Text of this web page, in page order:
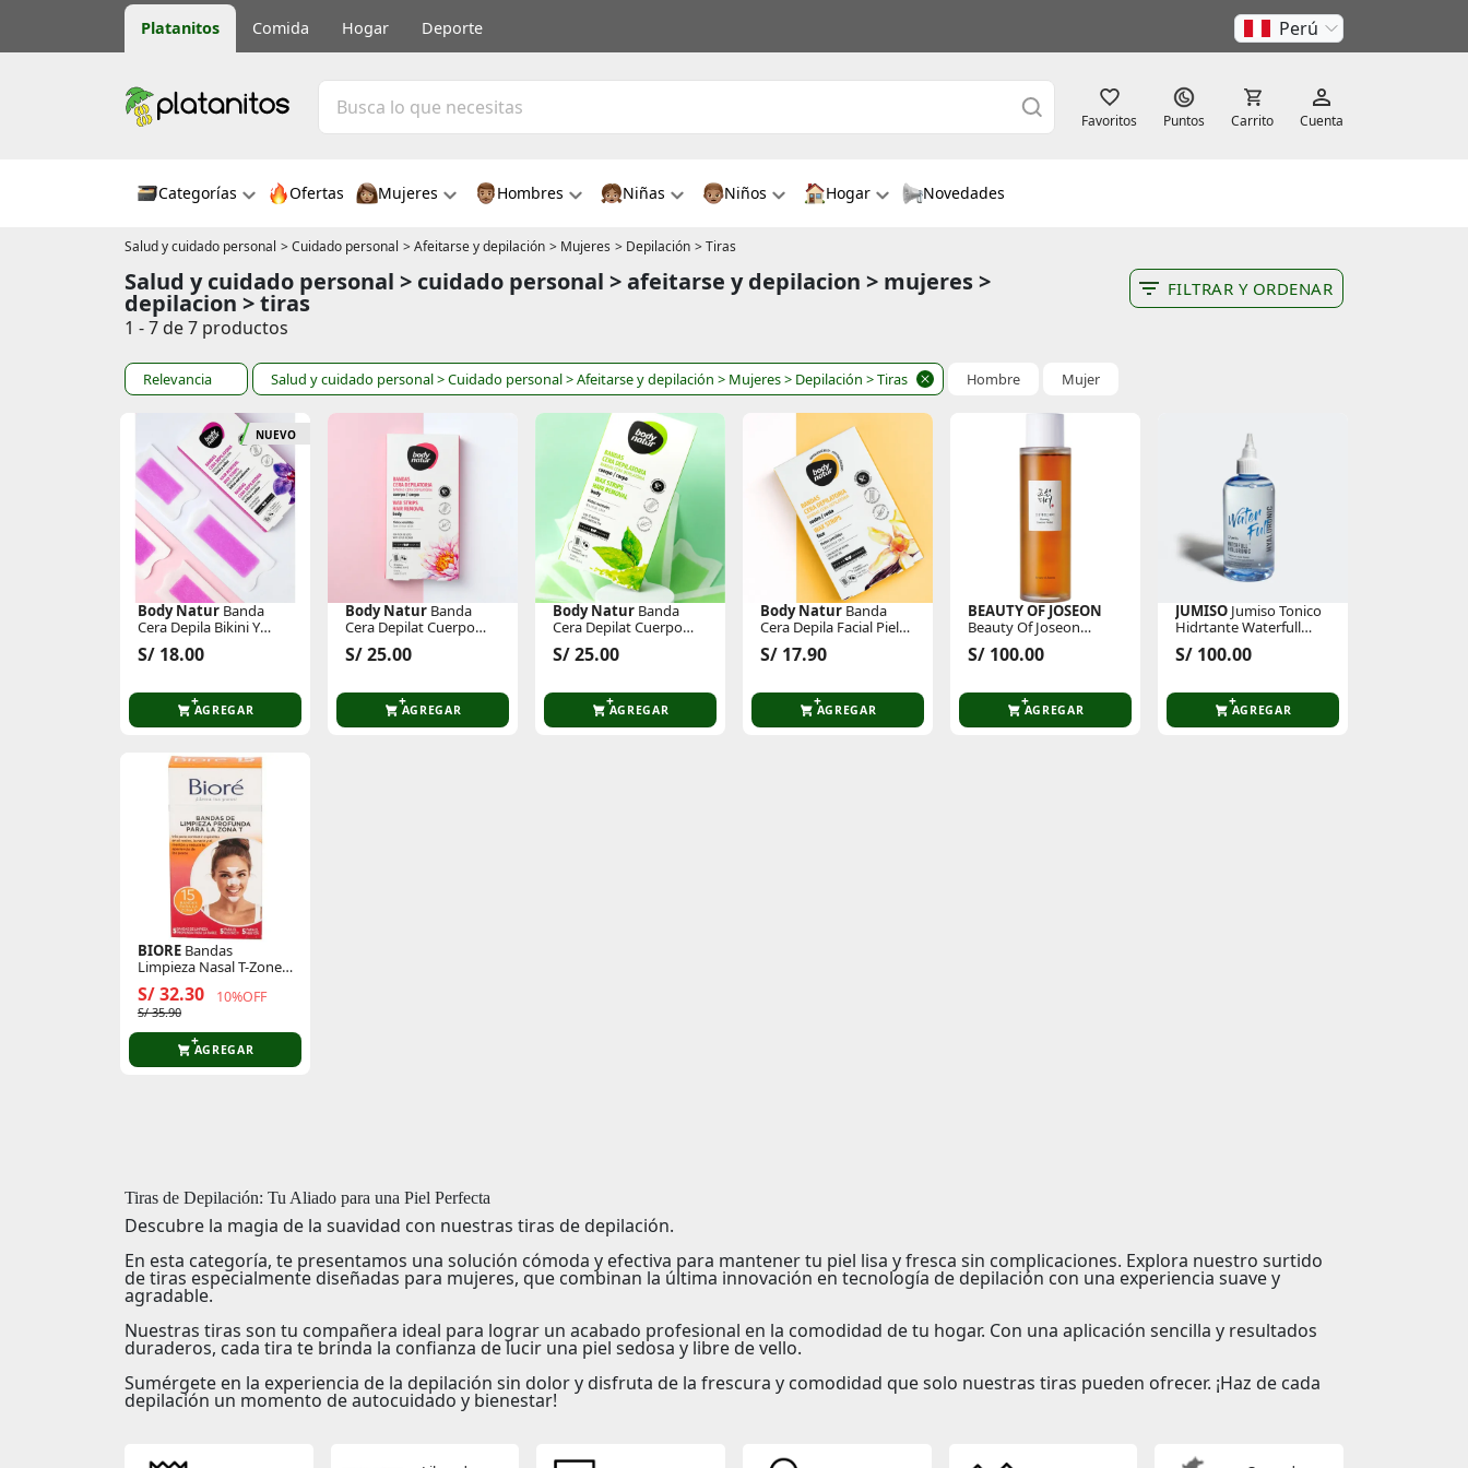
Platanitos Comida Hogar Deporte Perú
Favoritos Puntos Carrito Cuenta
Categorías Ofertas Mujeres Hombres Niñas Niños Hogar Novedades
Salud y cuidado personal > Cuidado personal > Afeitarse y depilación > Mujeres > Depilación > Tiras
Salud y cuidado personal > cuidado personal > afeitarse y depilacion > mujeres >
depilacion > tiras
1 - 7 de 7 productos
FILTRAR Y ORDENAR
Relevancia Salud y cuidado personal> Cuidado personal> Afeitarse y depilación > Mujeres> Depilación > Tiras Hombre Mujer
NUEVO
Body NaturBanda
Cera Depila Bikini Y
Axilas
S/ 18.00
AGREGAR
Body NaturBanda
Cera Depilat Cuerpo
Piel Sensibl
S/ 25.00
AGREGAR
Body NaturBanda
Cera Depilat Cuerpo
Piel Normal
S/ 25.00
AGREGAR
Body NaturBanda
Cera Depila Facial Piel
Sensible
S/ 17.90
AGREGAR
BEAUTY OF JOSEON
Beauty Of Joseon
Tratamiento Facial
Esencia Ginseng
S/ 100.00
AGREGAR
JUMISOJumiso Tonico
Hidrtante Waterfull
Hyaluronic Acid Toner
250ml
S/ 100.00
AGREGAR
BIOREBandas
Limpieza Nasal T-Zone
X15u
S/ 32.30 10%OFF
S/ 35.90
AGREGAR
Tiras de Depilación: Tu Aliado para una Piel Perfecta
Descubre la magia de la suavidad con nuestras tiras de depilación.
En esta categoría, te presentamos una solución cómoda y efectiva para mantener tu piel lisa y fresca sin complicaciones. Explora nuestro surtido
de tiras especialmente diseñadas para mujeres, que combinan la última innovación en tecnología de depilación con una experiencia suave y
agradable.
Nuestras tiras son tu compañera ideal para lograr un acabado profesional en la comodidad de tu hogar. Con una aplicación sencilla y resultados
duraderos, cada tira te brinda la confianza de lucir una piel sedosa y libre de vello.
Sumérgete en la experiencia de la depilación sin dolor y disfruta de la frescura y comodidad que solo nuestras tiras pueden ofrecer. ¡Haz de cada
depilación un momento de autocuidado y bienestar!